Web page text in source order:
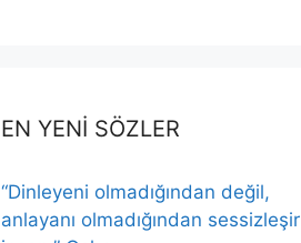
EN YENİ SÖZLER
“Dinleyeni olmadığından değil,
anlayanı olmadığından sessizleşir